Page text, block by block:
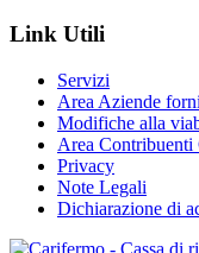
Link Utili
Servizi
Area Aziende
Modifiche alla
Area Contribuenti
Privacy
Note Legali
Dichiarazione di